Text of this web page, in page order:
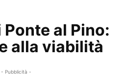
al Pino:
alla viabilità
- Pubblicità -